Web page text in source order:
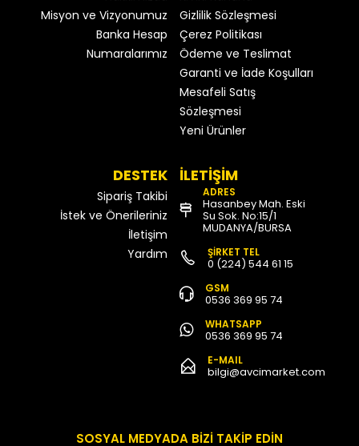
Misyon ve Vizyonumuz
Banka Hesap
Numaralarımız
Gizlilik Sözleşmesi
Çerez Politikası
Ödeme ve Teslimat
Garanti ve İade Koşulları
Mesafeli Satış
Sözleşmesi
Yeni Ürünler
DESTEK
Sipariş Takibi
İstek ve Önerileriniz
İletişim
Yardım
İLETİŞİM
ADRES
Hasanbey Mah. Eski
Su Sok. No:15/1
MUDANYA/BURSA
ŞİRKET TEL
0 (224) 544 61 15
GSM
0536 369 95 74
WHATSAPP
0536 369 95 74
E-MAIL
bilgi@avcimarket.com
SOSYAL MEDYADA BİZİ TAKİP EDİN